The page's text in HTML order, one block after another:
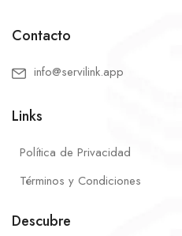
Contacto
info@servilink.app
Links
Política de Privacidad
Términos y Condiciones
Descubre